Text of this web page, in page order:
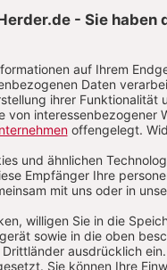
kommen? Eine
selbst zu
verheißen und
hybrid.
vielleicht mit
Jenen zuzuhören,
zunächst, doch